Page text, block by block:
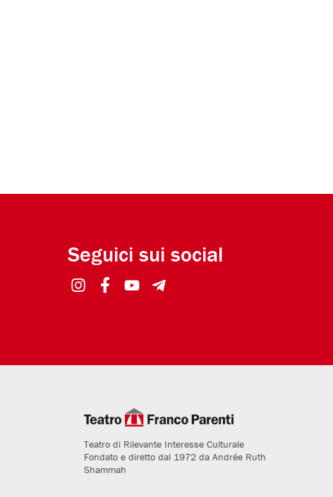
Seguici sui social
Teatro di Rilevante Interesse Culturale
Fondato e diretto dal 1972 da Andrée Ruth
Shammah